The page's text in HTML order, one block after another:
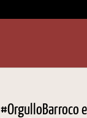
#OrgulloBarroco